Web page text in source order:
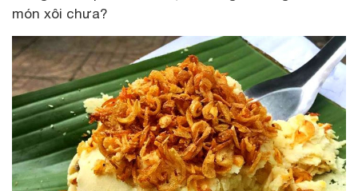
món xôi chưa?